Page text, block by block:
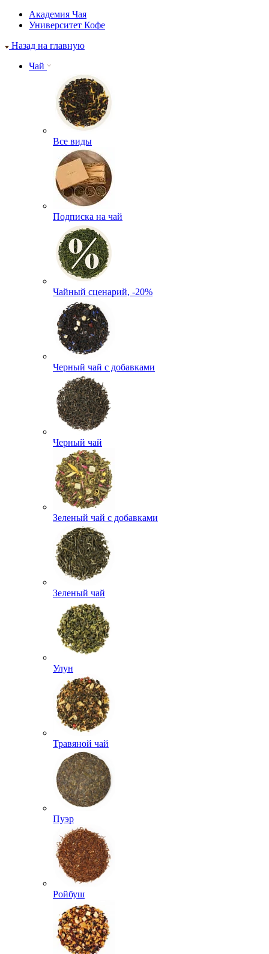
Академия Чая
Университет Кофе
Назад на главную
Чай
Все виды
Подписка на чай
Чайный сценарий, -20%
Черный чай с добавками
Черный чай
Зеленый чай с добавками
Зеленый чай
Улун
Травяной чай
Пуэр
Ройбуш